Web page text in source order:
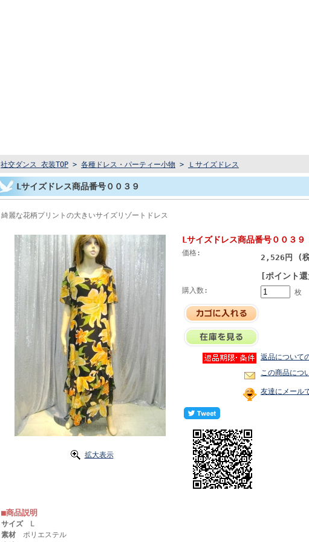
社交ダンス 衣装TOP > 各種ドレス・パーティー小物 > Ｌサイズドレス
Lサイズドレス商品番号００３９
綺麗な花柄プリントの大きいサイズリゾートドレス
拡大表示
Lサイズドレス商品番号００３９
価格:
2,526円
(
[ポイント
購入数: 枚
返品について
この商品につ
友達にメール
■商品説明
サイズL
素材 ポリエステル